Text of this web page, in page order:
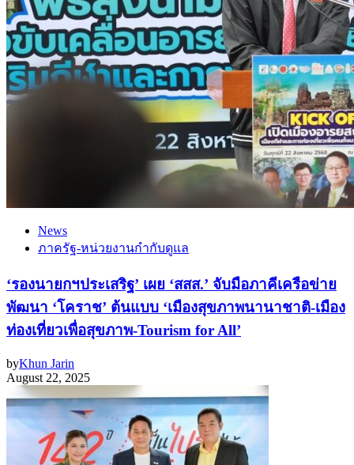
News
ภาครัฐ-หน่วยงานกำกับดูแล
‘รองนายกฯประเสริฐ’ เผย ‘สสส.’ จับมือภาคีเครือข่าย
พัฒนา ‘โคราช’ ต้นแบบ ‘เมืองสุขภาพนานาชาติ-เมือง
ท่องเที่ยวเพื่อสุขภาพ-Tourism for All’
byKhun Jarin
August 22, 2025